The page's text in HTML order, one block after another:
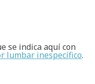
se indica aquí con
lumbar inespecífico.